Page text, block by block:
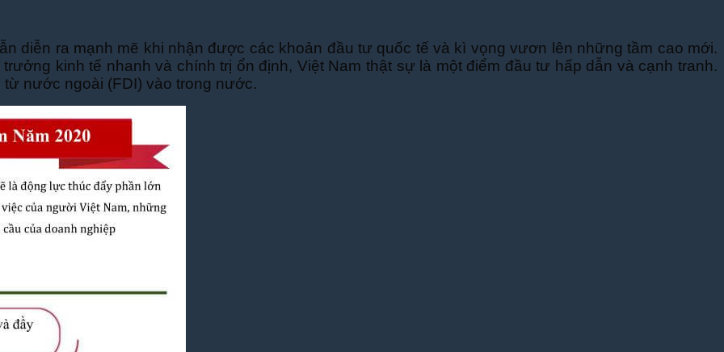
diễn ra mạnh mẽ khi nhận được các khoản đầu tư quốc tế và kì vọng vươn lên những tầm cao mới.
kinh tế nhanh và chính trị ổn định, Việt Nam thật sự là một điểm đầu tư hấp dẫn và cạnh tranh.
nước ngoài (FDI) vào trong nước.